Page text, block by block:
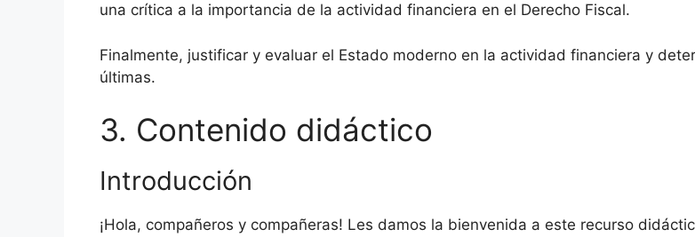
una crítica a la importancia de la actividad financiera en el Derecho Fiscal.
Finalmente, justificar y evaluar el Estado moderno en la actividad financiera y
últimas.
3. Contenido didáctico
Introducción
¡Hola, compañeros y compañeras! Les damos la bienvenida a este recurso